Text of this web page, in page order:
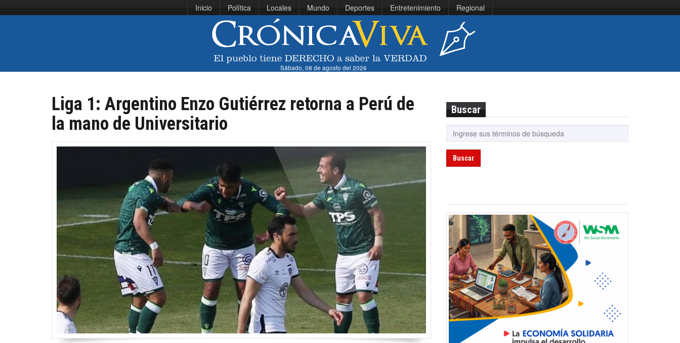
Inicio Política Locales Mundo Deportes Entretenimiento Regional
Sábado, 08 de agosto del 2026
Liga 1: Argentino Enzo Gutiérrez retorna a Perú de
la mano de Universitario
Buscar
Buscar